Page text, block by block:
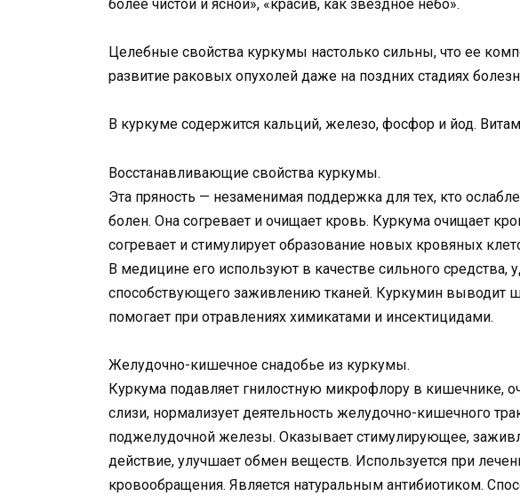
более чистой и ясной», «красив, как звездное небо».
Целебные свойства куркумы настолько сильны, что ее
развитие раковых опухолей даже на поздних стадиях
В куркуме содержится кальций, железо, фосфор и йод.
Восстанавливающие свойства куркумы.
Эта пряность — незаменимая поддержка для тех, кто
болен. Она согревает и очищает кровь. Куркума очищает
согревает и стимулирует образование новых кровяных
В медицине его используют в качестве сильного средства,
способствующего заживлению тканей. Куркумин выводит
помогает при отравлениях химикатами и инсектицидами.
Желудочно-кишечное снадобье из куркумы.
Куркума подавляет гнилостную микрофлору в кишечнике,
слизи, нормализует деятельность желудочно-кишечного
поджелудочной железы. Оказывает стимулирующее,
действие, улучшает обмен веществ. Используется при
кровообращения. Является натуральным антибиотиком.